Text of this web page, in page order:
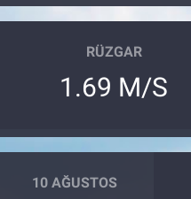
RÜZGAR
1.69 M/S
10 AĞUSTOS